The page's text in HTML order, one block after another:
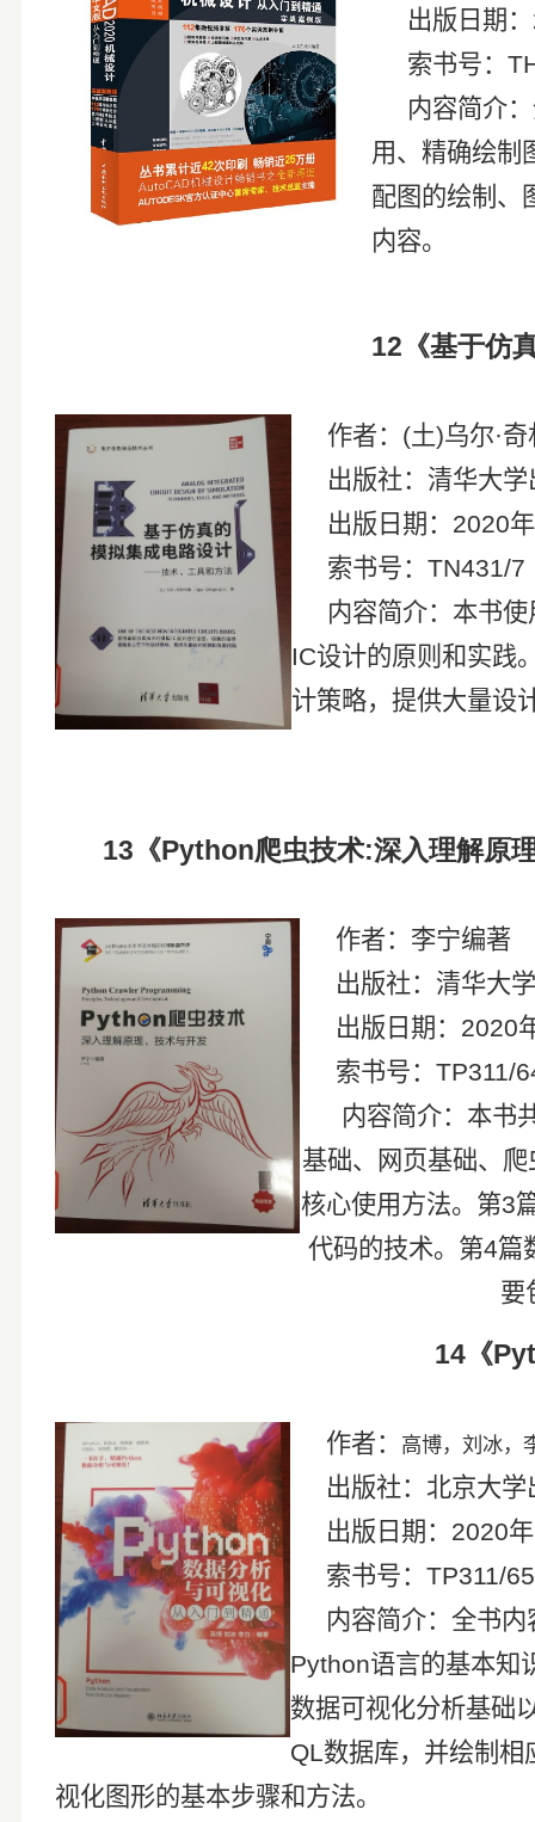
出版日期：
索书号：
内容简介
用、精确绘制
配图的绘制、
内容。
12 《基于仿
作者： (土)乌尔·
出版社：清华大学
出版日期： 2020年
索书号： TN431/7
内容简介：本书
IC设计的原则和实践
计策略，提供大量设
13 《Python爬虫技术:深入理解原
作者：李宁
出版社：清华大
出版日期： 2020
索书号： TP311/
内容简介：本书
基础、网页基础、
核心使用方法。第3
代码的技术。第4篇
要
14《
作者： 高博，刘冰，
出版社：北京大学
出版日期： 2020年
索书号： TP311/
内容简介：全书内
Python语言的基本知
数据可视化分析基础
QL数据库，并绘制相
视化图形的基本步骤和方法。